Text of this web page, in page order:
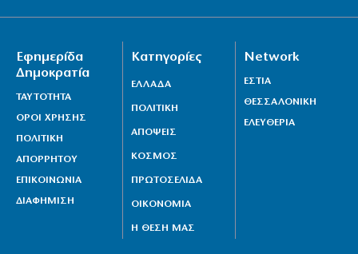
Εφημερίδα
Δημοκρατία
ΤΑΥΤΟΤΗΤΑ
ΟΡΟΙ ΧΡΗΣΗΣ
ΠΟΛΙΤΙΚΗ
ΑΠΟΡΡΗΤΟΥ
ΕΠΙΚΟΙΝΩΝΙΑ
ΔΙΑΦΗΜΙΣΗ
Κατηγορίες
ΕΛΛΑΔΑ
ΠΟΛΙΤΙΚΗ
ΑΠΟΨΕΙΣ
ΚΟΣΜΟΣ
ΠΡΩΤΟΣΕΛΙΔΑ
ΟΙΚΟΝΟΜΙΑ
Η ΘΕΣΗ ΜΑΣ
Network
ΕΣΤΙΑ
ΘΕΣΣΑΛΟΝΙΚΗ
ΕΛΕΥΘΕΡΙΑ